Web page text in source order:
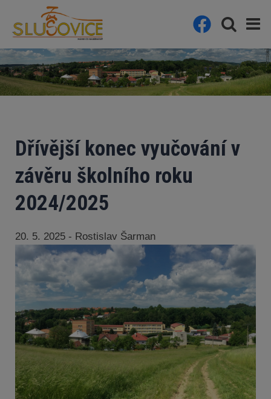
Dřívější konec vyučování v
závěru školního roku
2024/2025
20. 5. 2025 - Rostislav Šarman